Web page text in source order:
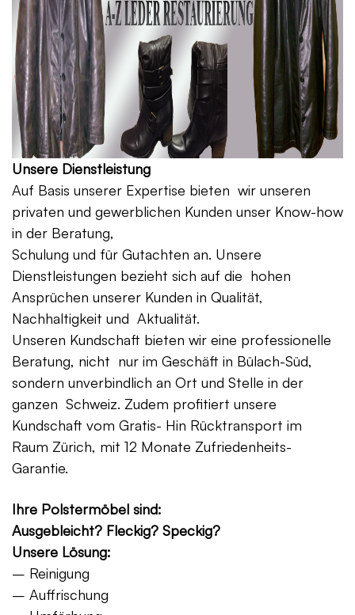
Unsere Dienstleistung
Auf Basis unserer Expertise bieten wir unseren
privaten und gewerblichen Kunden unser Know-how
in der Beratung,
Schulung und für Gutachten an. Unsere
Dienstleistungen bezieht sich auf die hohen
Ansprüchen unserer Kunden in Qualität,
Nachhaltigkeit und Aktualität.
Unseren Kundschaft bieten wir eine professionelle
Beratung, nicht nur im Geschäft in Bülach-Süd,
sondern unverbindlich an Ort und Stelle in der
ganzen Schweiz. Zudem profitiert unsere
Kundschaft vom Gratis- Hin Rücktransport im
Raum Zürich, mit 12 Monate Zufriedenheits-
Garantie.
Ihre Polstermöbel sind:
Ausgebleicht? Fleckig? Speckig?
Unsere Lösung:
– Reinigung
– Auffrischung